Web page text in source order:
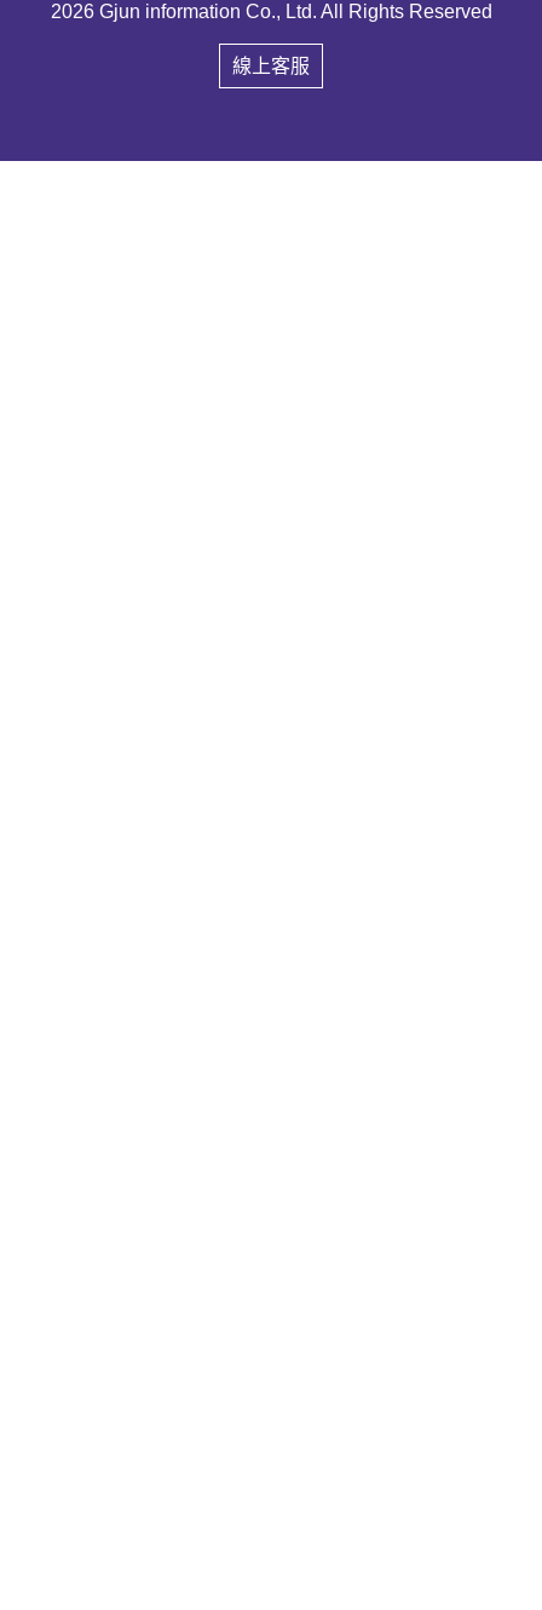
2026 Gjun information Co., Ltd. All Rights Reserved
線上客服